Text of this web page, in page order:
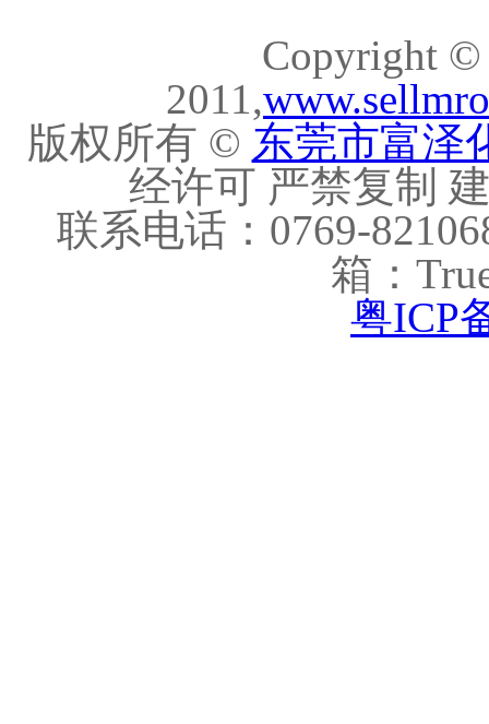
Copyright ©
2011,
版权所有 © 东莞市富泽
经许可 严禁复制
联系电话：0769-
箱：
粤ICP